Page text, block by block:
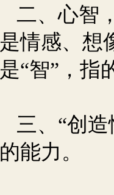
二、心智
是情感、想
是“智”，指
三、“创
的能力。